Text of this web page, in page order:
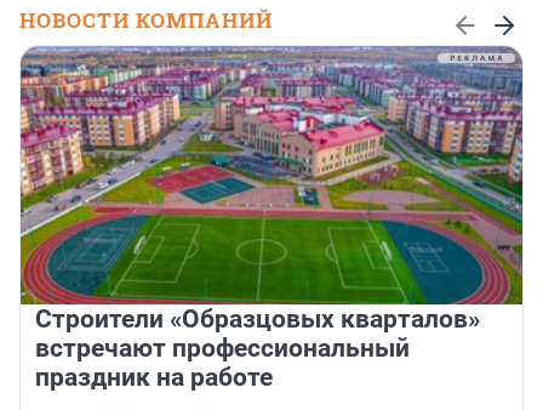
НОВОСТИ КОМПАНИЙ
Строители «Образцовых кварталов»
встречают профессиональный
праздник на работе